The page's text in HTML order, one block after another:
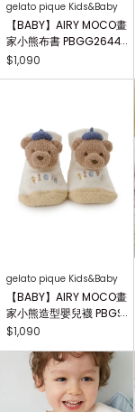
gelato pique Kids&Baby
【BABY】AIRY MOCO畫
家小熊布書 PBGG26441
8
$1,090
gelato pique Kids&Baby
【BABY】AIRY MOCO畫
家小熊造型嬰兒襪 PBGS
264415
$1,090